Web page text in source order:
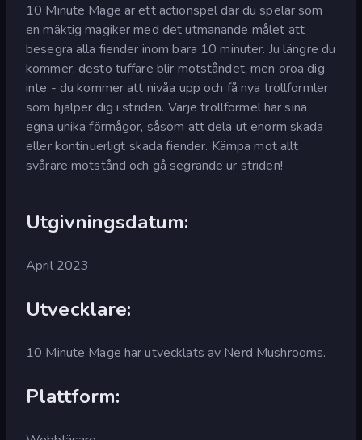
10 Minute Mage är ett actionspel där du spelar som
en mäktig magiker med det utmanande målet att
besegra alla fiender inom bara 10 minuter. Ju längre du
kommer, desto tuffare blir motståndet, men oroa dig
inte - du kommer att nivåa upp och få nya trollformler
som hjälper dig i striden. Varje trollformel har sina
egna unika förmågor, såsom att dela ut enorm skada
eller kontinuerligt skada fiender. Kämpa mot allt
svårare motstånd och gå segrande ur striden!
Utgivningsdatum:
April 2023
Utvecklare:
10 Minute Mage har utvecklats av Nerd Mushrooms.
Plattform: